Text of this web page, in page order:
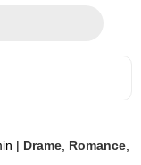
| Drame Romance